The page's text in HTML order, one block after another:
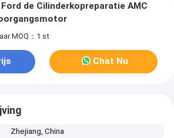
de Cilinderkopreparatie AMC
MOQ：1 st
Chat Nu
Zhejiang, China